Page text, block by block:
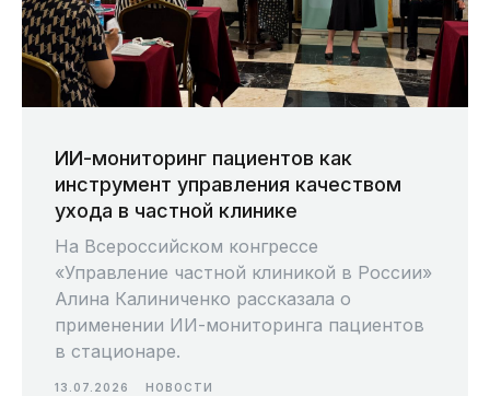
ИИ-мониторинг пациентов как
инструмент управления качеством
ухода в частной клинике
На Всероссийском конгрессе
«Управление частной клиникой в России»
Алина Калиниченко рассказала о
применении ИИ-мониторинга пациентов
в стационаре.
13.07.2026 НОВОСТИ